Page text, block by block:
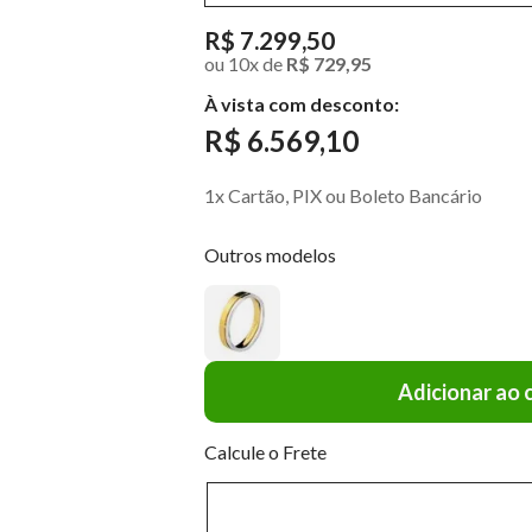
R$ 7.299,50
ou 10xde R$ 729,95
À vista com desconto:
R$ 6.569,10
1x Cartão, PIX ou Boleto Bancário
Outros modelos
Adicionar ao
Calcule o Frete